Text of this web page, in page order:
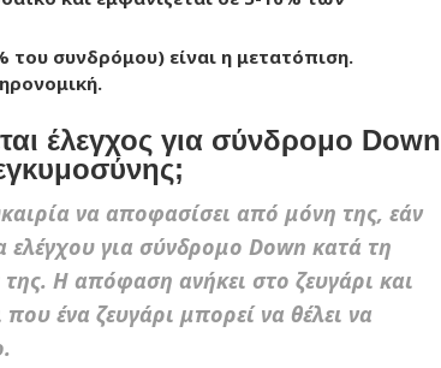
συνδρόμου) είναι η μετατόπιση.
έλεγχος για σύνδρομο Down
να αποφασίσει από μόνη της, εάν
ελέγχου για σύνδρομο Down κατά τη
Η απόφαση ανήκει στο ζευγάρι και
ένα ζευγάρι μπορεί να θέλει να